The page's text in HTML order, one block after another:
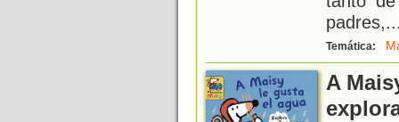
padres,
Temática:
A